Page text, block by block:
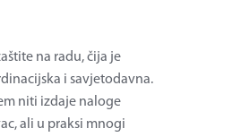
na radu, čija je
i savjetodavna.
niti izdaje naloge
ali u praksi mnogi